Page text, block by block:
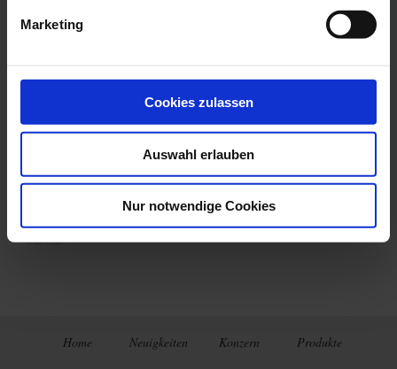
Marketing
Cookies zulassen
Auswahl erlauben
Nur notwendige Cookies
Datenblatt PEL 110 Leistungs- und Energiedatenlogger
Letzte Veröffentlichungen
Preisliste 2026 - gültig ab
01.01.2026
Home Neuigkeiten Konzern Produkte